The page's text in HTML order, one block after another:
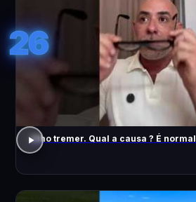
26
Olho tremer. Qual a causa ? É normal